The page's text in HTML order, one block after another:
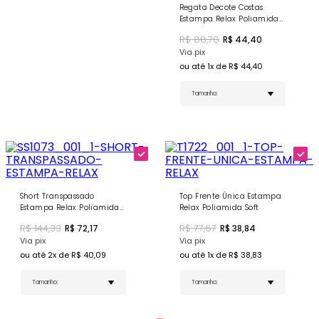
Short Soltinho com Pregas Estampa Relax
um look completo e cheio de personalidade!
Regata Decote Costas
Estampa Relax Poliamida
R$88,78 R$ 44,40
Via pix
ou até1x de R$ 44,40
Short Transpassado
Estampa Relax Poliamida
R$144,33 R$ 72,17
Via pix
ou até 2x de R$ 40,09
Top Frente Única Estampa
Relax Poliamida Soft
R$77,67 R$ 38,84
Via pix
ou até1x de R$ 38,83